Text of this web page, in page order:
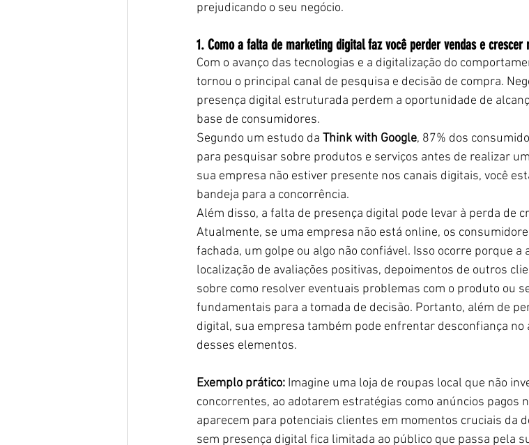
prejudicando o seu negócio.
1. Como a falta de marketing digital faz você perder vendas e crescer
Com o avanço das tecnologias e a digitalização do
tornou o principal canal de pesquisa e decisão de compra.
presença digital estruturada perdem a oportunidade de
base de consumidores.
Segundo um estudo da Think with Google, 87% dos
para pesquisar sobre produtos e serviços antes de realizar
sua empresa não estiver presente nos canais digitais, você
bandeja para a concorrência.
Além disso, a falta de presença digital pode levar à perda de
Atualmente, se uma empresa não está online, os
fachada, um golpe ou algo não confiável. Isso ocorre porque
localização de avaliações positivas, depoimentos de outros
sobre como resolver eventuais problemas com o produto ou
fundamentais para a tomada de decisão. Portanto, além de
digital, sua empresa também pode enfrentar desconfiança
desses elementos.
Exemplo prático: Imagine uma loja de roupas local que não
concorrentes, ao adotarem estratégias como anúncios pagos
aparecem para potenciais clientes em momentos cruciais da
sem presença digital fica limitada ao público que passa pela